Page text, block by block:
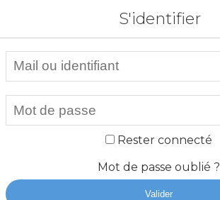
S'identifier
Rester connecté
Mot de passe oublié ?
Valider